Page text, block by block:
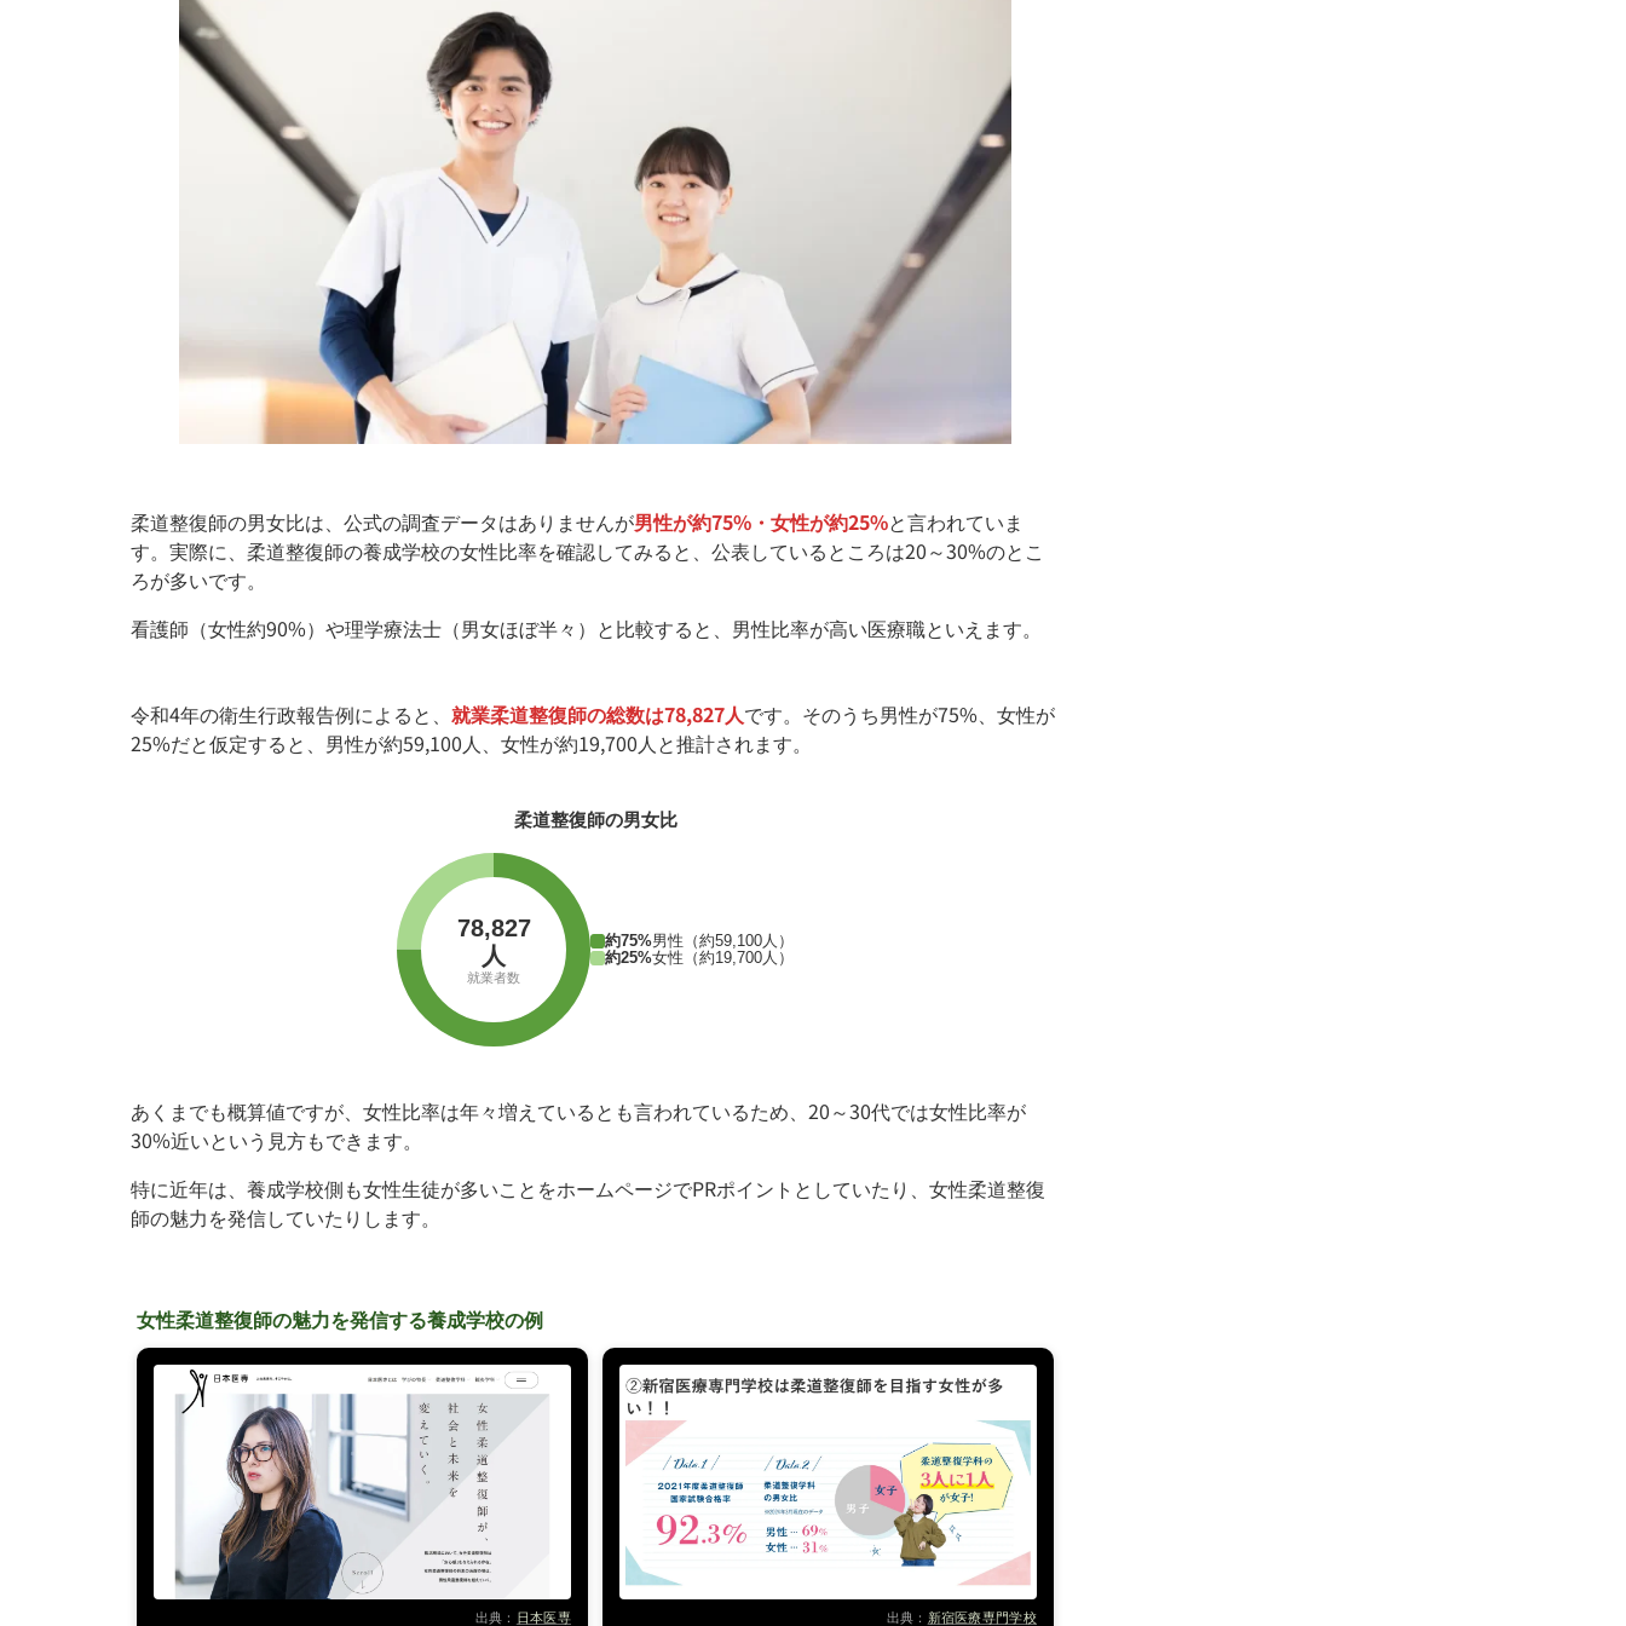
柔道整復師の男女比は、公式の調査データはありませんが男性が約75%・女性が約25%と言われていま
す。実際に、柔道整復師の養成学校の女性比率を確認してみると、公表しているところは20～30%のとこ
ろが多いです。
看護師（女性約90%）や理学療法士（男女ほぼ半々）と比較すると、男性比率が高い医療職といえます。
令和4年の衛生行政報告例によると、 就業柔道整復師の総数は78,827人です。そのうち男性が75%、女性が
25%だと仮定すると、男性が約59,100人、女性が約19,700人と推計されます。
柔道整復師の男女比
78,827
人
就業者数
約75%男性（約59,100人）
約25%女性（約19,700人）
あくまでも概算値ですが、女性比率は年々増えているとも言われているため、20～30代では女性比率が
30%近いという見方もできます。
特に近年は、養成学校側も女性生徒が多いことをホームページでPRポイントとしていたり、女性柔道整復
師の魅力を発信していたりします。
女性柔道整復師の魅力を発信する養成学校の例
出典： 日本医専 出典： 新宿医療専門学校